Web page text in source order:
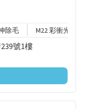
除毛 M22 彩衝光
號1樓